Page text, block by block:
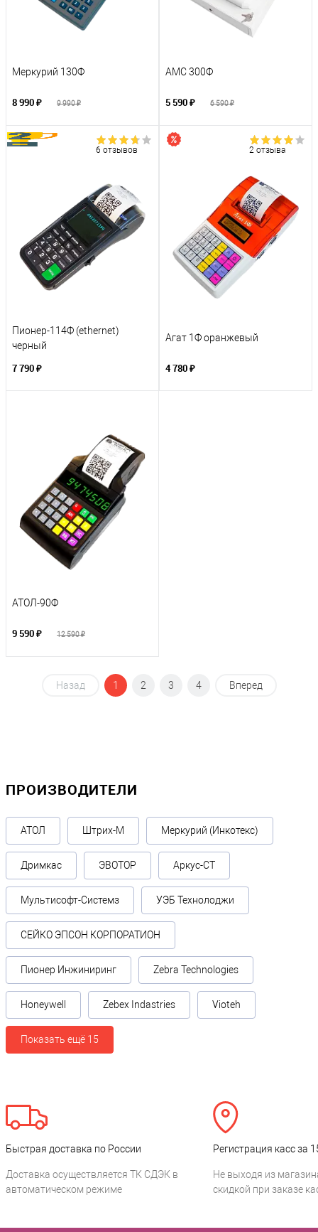
Меркурий 130Ф
8 990 ₽ 9 990 ₽
АМС 300Ф
5 590 ₽ 6 590 ₽
6 отзывов
Пионер-114Ф (ethernet)
черный
7 790 ₽
2 отзыва
Агат 1Ф оранжевый
4 780 ₽
АТОЛ-90Ф
9 590 ₽ 12 590 ₽
Назад 1 2 3 4 Вперед
ПРОИЗВОДИТЕЛИ
АТОЛ Штрих-М Меркурий (Инкотекс)
Дримкас ЭВОТОР Аркус-СТ
Мультисофт-Системз УЭБ Технолоджи
СЕЙКО ЭПСОН КОРПОРАТИОН
Пионер Инжиниринг Zebra Technologies
Honeywell Zebex Indastries Vioteh
Показать ещё 15
Быстрая доставка по России
Доставка осуществляется ТК СДЭК в
автоматическом режиме
Регистрация касс за
Не выходя из
скидкой при заказе